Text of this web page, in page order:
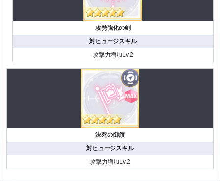
攻勢強化の剣
対ヒュージスキル
攻撃力増加Lv.2
決死の御旗
対ヒュージスキル
攻撃力増加Lv.2